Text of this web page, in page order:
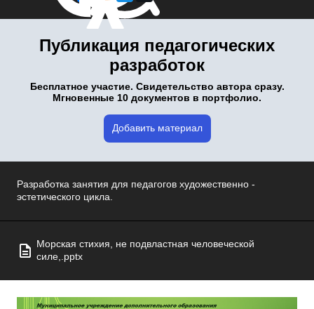
Публикация педагогических
разработок
Бесплатное участие. Свидетельство автора сразу.
Мгновенные 10 документов в портфолио.
Добавить материал
Разработка занятия для педагогов художественно -
эстетического цикла.
Морская стихия, не подвластная человеческой
силе,.pptx